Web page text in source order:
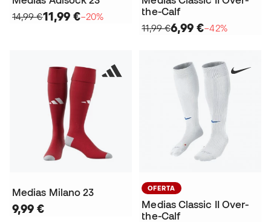
14,99 €11,99 €−20%
the-Calf
11,99 €6,99 €−42%
Medias Milano 23
9,99 €
OFERTA
Medias Classic II Over-
the-Calf